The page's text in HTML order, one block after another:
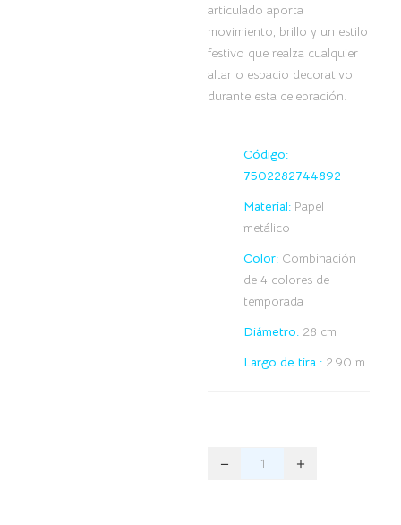
articulado aporta
movimiento, brillo y un estilo
festivo que realza cualquier
altar o espacio decorativo
durante esta celebración.
Código:
7502282744892
Material: Papel
metálico
Color: Combinación
de 4 colores de
temporada
Diámetro: 28 cm
Largo de tira : 2.90 m